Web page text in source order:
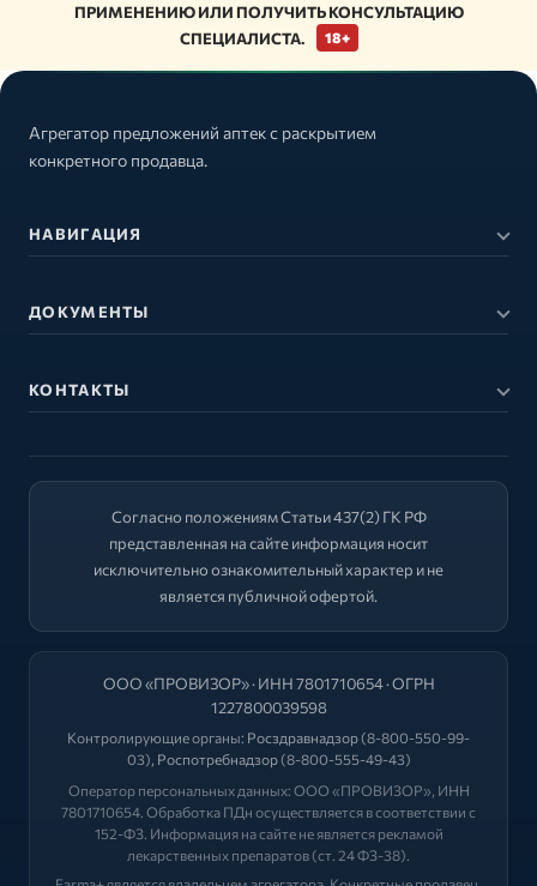
ПРИМЕНЕНИЮ ИЛИ ПОЛУЧИТЬ КОНСУЛЬТАЦИЮ
СПЕЦИАЛИСТА.
18+
Агрегатор предложений аптек с раскрытием
конкретного продавца.
НАВИГАЦИЯ
ДОКУМЕНТЫ
КОНТАКТЫ
Согласно положениям Статьи 437(2) ГК РФ
представленная на сайте информация носит
исключительно ознакомительный характер и не
является публичной офертой.
ООО «ПРОВИЗОР» · ИНН 7801710654 · ОГРН
1227800039598
Контролирующие органы: Росздравнадзор(8-800-550-99-
03), Роспотребнадзор(8-800-555-49-43)
Оператор персональных данных: ООО «ПРОВИЗОР», ИНН
7801710654. Обработка ПДн осуществляется в соответствии с
152-ФЗ. Информация на сайте не является рекламой
лекарственных препаратов (ст. 24 ФЗ-38).